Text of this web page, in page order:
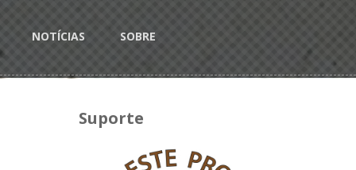
NOTÍCIAS SOBRE
Suporte